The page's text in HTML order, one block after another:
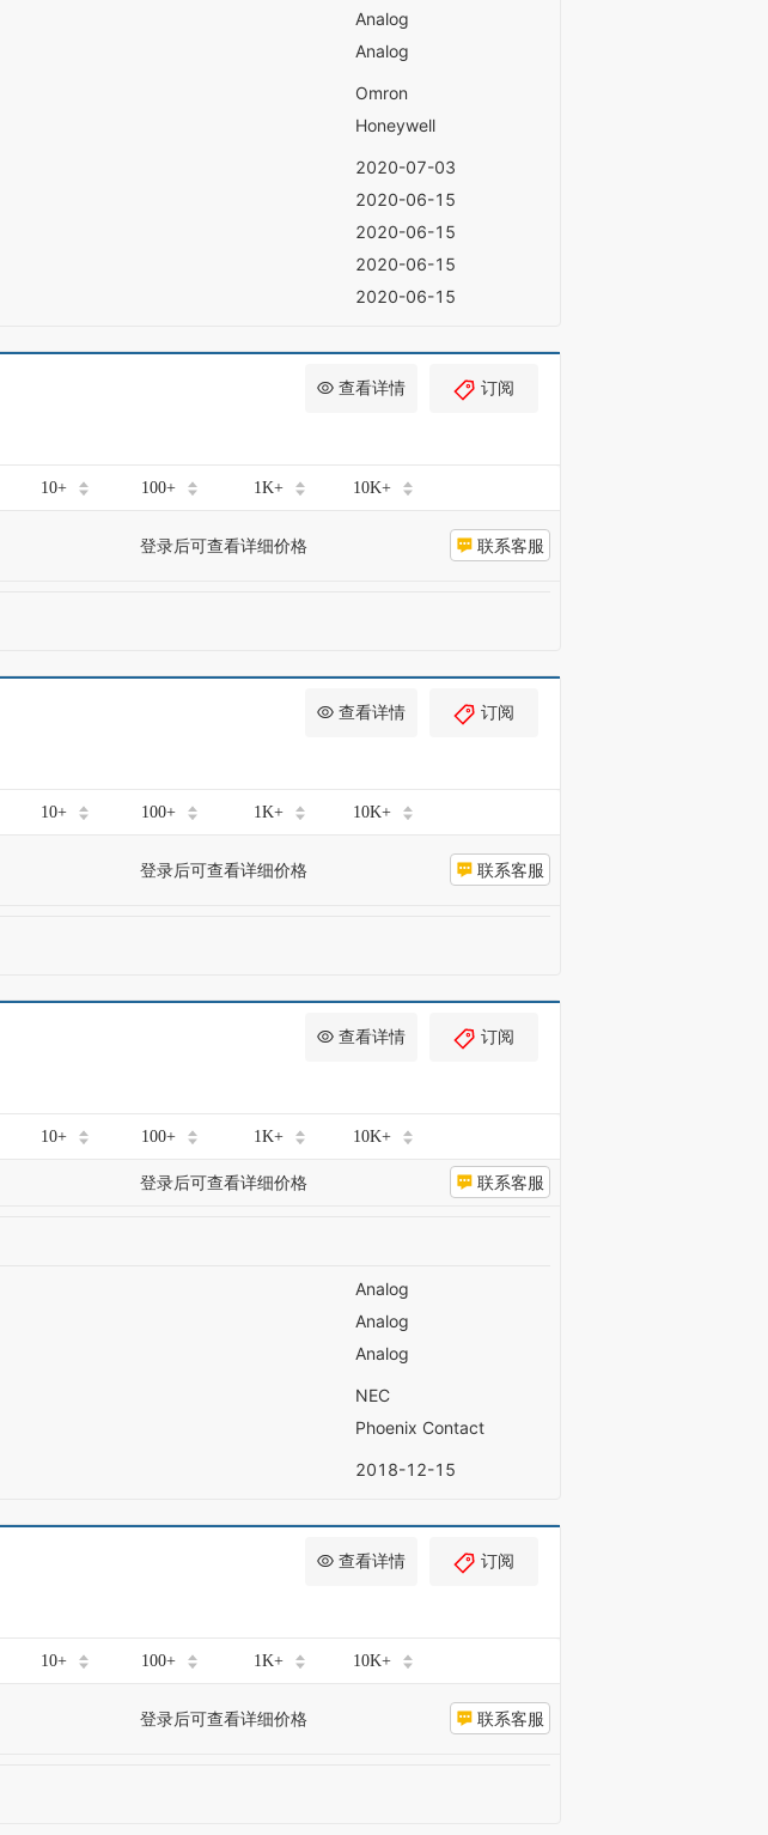
Analog
Analog
Omron
Honeywell
2020-07-03
2020-06-15
2020-06-15
2020-06-15
2020-06-15
查看详情 订阅
10+ 100+ 1K+ 10K+
登录后可查看详细价格 联系客服
查看详情 订阅
10+ 100+ 1K+ 10K+
登录后可查看详细价格 联系客服
查看详情 订阅
10+ 100+ 1K+ 10K+
登录后可查看详细价格 联系客服
Analog
Analog
Analog
NEC
Phoenix Contact
2018-12-15
查看详情 订阅
10+ 100+ 1K+ 10K+
登录后可查看详细价格 联系客服